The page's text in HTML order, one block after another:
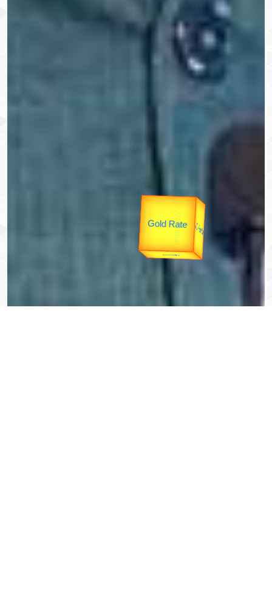
उप प्रधानमंत्री
उपराष्ट्रपति
यात्रा
unTV Special